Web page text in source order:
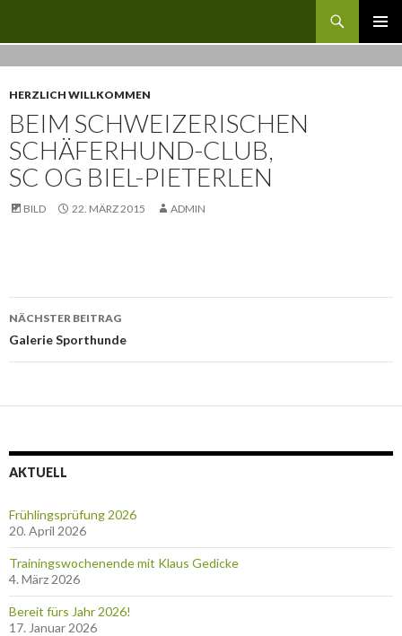
MENÜ
HERZLICH WILLKOMMEN
BEIM SCHWEIZERISCHEN
SCHÄFERHUND-CLUB,
SC OG BIEL-PIETERLEN
BILD 22. MÄRZ 2015 ADMIN
Beitrags-
Navigation
NÄCHSTER BEITRAG
Galerie Sporthunde
AKTUELL
Frühlingsprüfung 2026
20. April 2026
Trainingswochenende mit Klaus Gedicke
4. März 2026
Bereit fürs Jahr 2026!
17. Januar 2026